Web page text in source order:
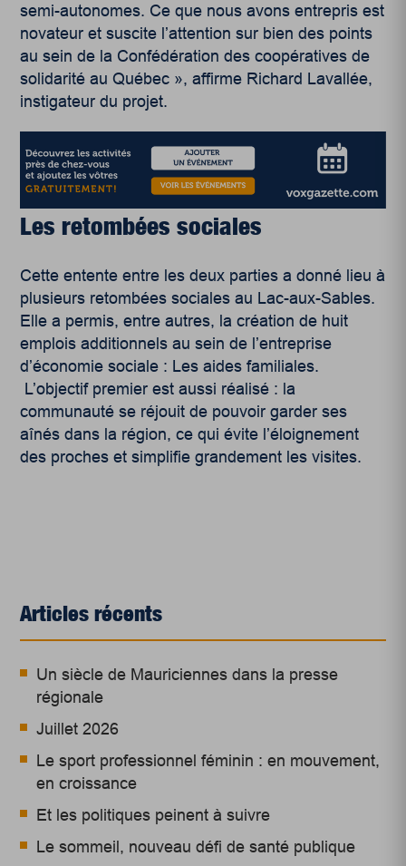
semi-autonomes. Ce que nous avons entrepris est
novateur et suscite l’attention sur bien des points
au sein de la Confédération des coopératives de
solidarité au Québec », affirme Richard Lavallée,
instigateur du projet.
Les retombées sociales
Cette entente entre les deux parties a donné lieu à
plusieurs retombées sociales au Lac-aux-Sables.
Elle a permis, entre autres, la création de huit
emplois additionnels au sein de l’entreprise
d’économie sociale : Les aides familiales.
L’objectif premier est aussi réalisé : la
communauté se réjouit de pouvoir garder ses
aînés dans la région, ce qui évite l’éloignement
des proches et simplifie grandement les visites.
Articles récents
Un siècle de Mauriciennes dans la presse
régionale
Juillet 2026
Le sport professionnel féminin : en mouvement,
en croissance
Et les politiques peinent à suivre
Le sommeil, nouveau défi de santé publique